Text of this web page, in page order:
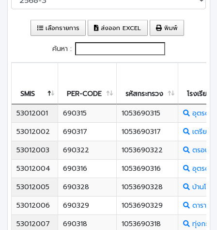
เลือกรายการ ส่งออก EXCEL พิมพ์
ค้นหา :
SMIS PER-CODE รหัสกระทรวง
โรงเรียน
53012001
690315 1053690315
อุตรดิต
53012002
690317 1053690317
เตรียม
53012003
690322 1053690322
ตรอนต
53012004
690316 1053690316
อุตรดิ
53012005
690328 1053690328
บ้านโค
53012006
690329 1053690329
ดาราพิ
53012007
690318 1053690318
ทุ่งกะโล่